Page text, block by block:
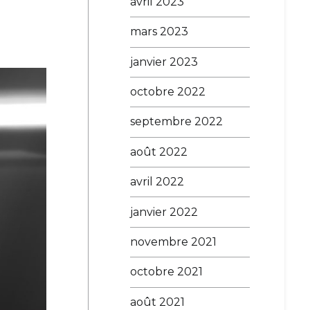
mars 2023
janvier 2023
octobre 2022
septembre 2022
août 2022
avril 2022
janvier 2022
novembre 2021
octobre 2021
août 2021